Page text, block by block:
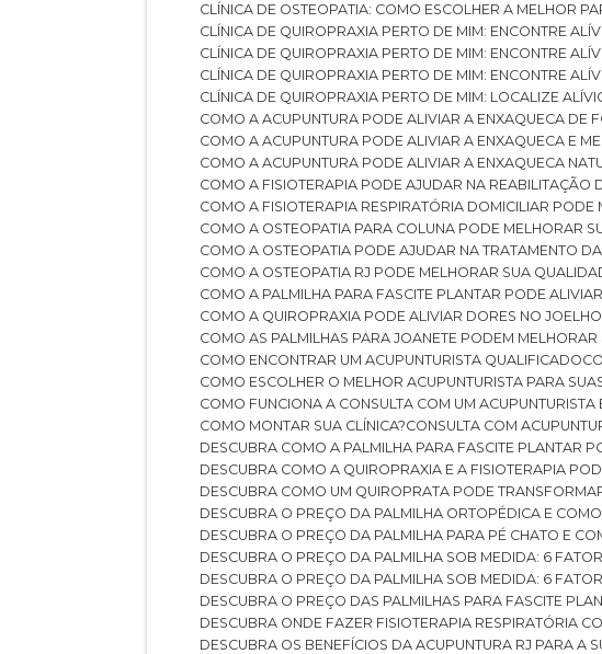
CLÍNICA DE OSTEOPATIA: COMO ESCOLHER A MELHOR
CLÍNICA DE QUIROPRAXIA PERTO DE MIM: ENCONTRE
CLÍNICA DE QUIROPRAXIA PERTO DE MIM: ENCONTRE
CLÍNICA DE QUIROPRAXIA PERTO DE MIM: ENCONTRE
CLÍNICA DE QUIROPRAXIA PERTO DE MIM: LOCALIZE
COMO A ACUPUNTURA PODE ALIVIAR A ENXAQUECA DE
COMO A ACUPUNTURA PODE ALIVIAR A ENXAQUECA E
COMO A ACUPUNTURA PODE ALIVIAR A ENXAQUECA
COMO A FISIOTERAPIA PODE AJUDAR NA REABILITAÇÃO
COMO A FISIOTERAPIA RESPIRATÓRIA DOMICILIAR
COMO A OSTEOPATIA PARA COLUNA PODE MELHORAR
COMO A OSTEOPATIA PODE AJUDAR NA TRATAMENTO
COMO A OSTEOPATIA RJ PODE MELHORAR SUA
COMO A PALMILHA PARA FASCITE PLANTAR PODE
COMO A QUIROPRAXIA PODE ALIVIAR DORES NO JOELHO
COMO AS PALMILHAS PARA JOANETE PODEM
COMO ENCONTRAR UM ACUPUNTURISTA QUALIFICADO
COMO ESCOLHER O MELHOR ACUPUNTURISTA PARA
COMO FUNCIONA A CONSULTA COM UM ACUPUNTURISTA
COMO MONTAR SUA CLÍNICA?
CONSULTA COM
DESCUBRA COMO A PALMILHA PARA FASCITE PLANTAR
DESCUBRA COMO A QUIROPRAXIA E A FISIOTERAPIA
DESCUBRA COMO UM QUIROPRATA PODE
DESCUBRA O PREÇO DA PALMILHA ORTOPÉDICA E
DESCUBRA O PREÇO DA PALMILHA PARA PÉ CHATO E
DESCUBRA O PREÇO DA PALMILHA SOB MEDIDA: 6
DESCUBRA O PREÇO DA PALMILHA SOB MEDIDA: 6
DESCUBRA O PREÇO DAS PALMILHAS PARA FASCITE
DESCUBRA ONDE FAZER FISIOTERAPIA RESPIRATÓRIA
DESCUBRA OS BENEFÍCIOS DA ACUPUNTURA RJ PARA A